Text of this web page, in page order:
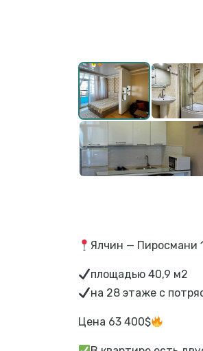
Ялчин — Пиросмани
площадью 40,9 м2
на 28 этаже с
Цена 63 400$